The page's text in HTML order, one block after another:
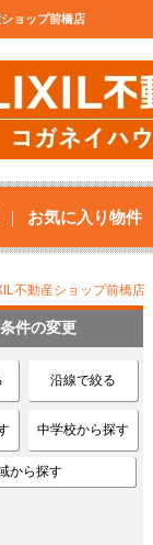
ョップ前橋店
お気に入り物件
不動産ショップ前橋店
件の変更
沿線で絞る
中学校から探す
から探す